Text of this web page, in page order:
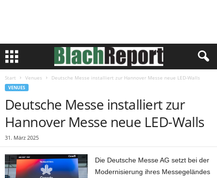
Start Venues Deutsche Messe installiert zur Hannover Messe neue LED-Walls
VENUES
Deutsche Messe installiert zur
Hannover Messe neue LED-Walls
31. März 2025
Die Deutsche Messe AG setzt bei der
Modernisierung ihres Messegeländes